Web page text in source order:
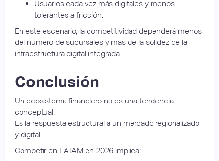
Usuarios cada vez más digitales y menos
tolerantes a fricción.
En este escenario, la competitividad dependerá menos
del número de sucursales y más de la solidez de la
infraestructura digital integrada.
Conclusión
Un ecosistema financiero no es una tendencia
conceptual.
Es la respuesta estructural a un mercado regionalizado
y digital.
Competir en LATAM en 2026 implica: